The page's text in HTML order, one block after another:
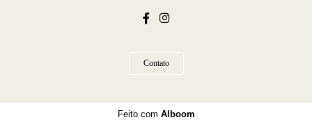
Contato
Feito com Alboom